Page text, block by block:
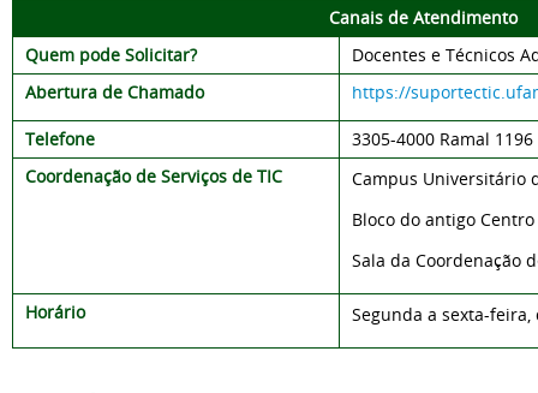
Canais de Atendimento
Quem pode Solicitar?
Docentes e Técnicos
Abertura de Chamado
https://
Telefone 3305-4000 Ramal 1196
Coordenação de Serviços de TIC
Campus Universitário
Bloco do antigo
Sala da Coordenação
Horário Segunda a sexta-feira,